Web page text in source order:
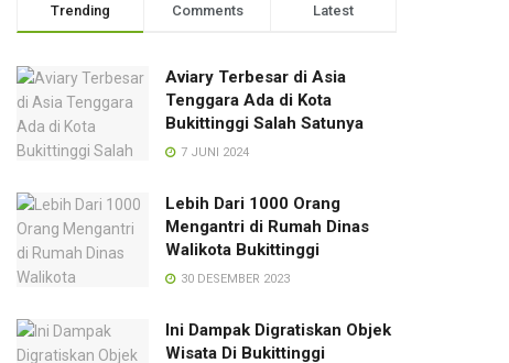
Trending Comments Latest
Aviary Terbesar di Asia
Tenggara Ada di Kota
Bukittinggi Salah Satunya
7 JUNI 2024
Lebih Dari 1000 Orang
Mengantri di Rumah Dinas
Walikota Bukittinggi
30 DESEMBER 2023
Ini Dampak Digratiskan Objek
Wisata Di Bukittinggi